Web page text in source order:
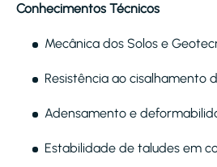
Conhecimentos Técnicos
Mecânica dos Solos e
Resistência ao cisalhamento
Adensamento e
Estabilidade de taludes em